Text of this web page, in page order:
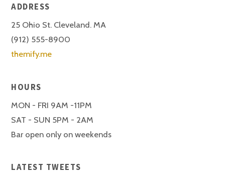
ADDRESS
25 Ohio St. Cleveland. MA
(912) 555-8900
themify.me
HOURS
MON - FRI 9AM -11PM
SAT - SUN 5PM - 2AM
Bar open only on weekends
LATEST TWEETS